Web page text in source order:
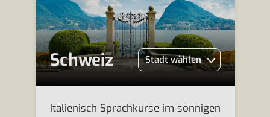
Schweiz Stadt wählen
Italienisch Sprachkurse im sonnigen